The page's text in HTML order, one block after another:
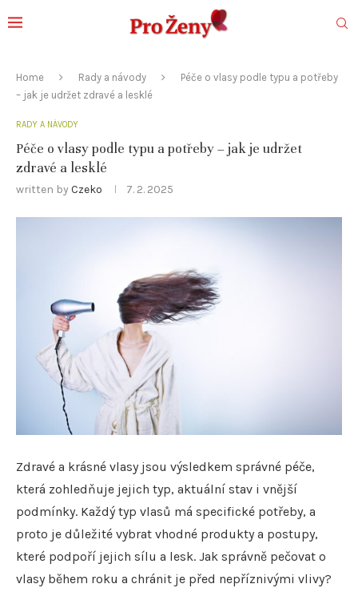
Home Rady a návody
Péče o vlasy podle typu a potřeby
– jak je udržet zdravé a lesklé
RADY A NÁVODY
Péče o vlasy podle typu a potřeby – jak je udržet
zdravé a lesklé
written by Czeko 7. 2. 2025
Zdravé a krásné vlasy jsou výsledkem správné péče,
která zohledňuje jejich typ, aktuální stav i vnější
podmínky. Každý typ vlasů má specifické potřeby, a
proto je důležité vybrat vhodné produkty a postupy,
které podpoří jejich sílu a lesk. Jak správně pečovat o
vlasy během roku a chránit je před nepříznivými vlivy?